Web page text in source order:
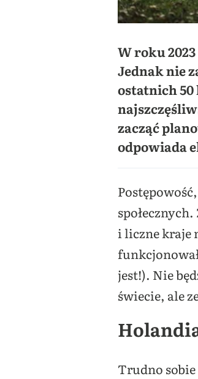
W roku
Jednak nie
ostatnich
zacząć
odpowiada
i liczne kraje
jest!). Nie
świecie, ale
Trudno